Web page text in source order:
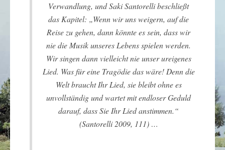
Verwandlung, und Saki Santorelli beschließt
das Kapitel: „Wenn wir uns weigern, auf die
Reise zu gehen, dann könnte es sein, dass wir
nie die Musik unseres Lebens spielen werden.
Wir singen dann vielleicht nie unser ureigenes
Lied. Was für eine Tragödie das wäre! Denn die
Welt braucht Ihr Lied, sie bleibt ohne es
unvollständig und wartet mit endloser Geduld
darauf, dass Sie Ihr Lied anstimmen.“
(Santorelli 2009, 111) …